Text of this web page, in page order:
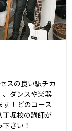
スの良い駅チカ
、ダンスや楽器
！どのコース
堀校の講師が
さい！